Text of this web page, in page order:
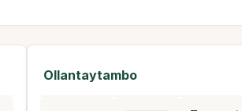
Ollantaytambo